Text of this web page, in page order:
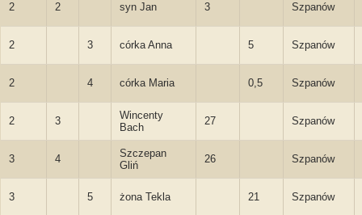
2 2 syn Jan 3 Szpanów
2 3 córka Anna 5 Szpanów
2 4 córka Maria 0,5 Szpanów
2 3
Wincenty
Bach
27 Szpanów
3 4
Szczepan
Gliń
26 Szpanów
3 5 żona Tekla 21 Szpanów